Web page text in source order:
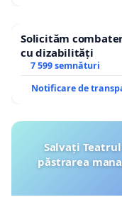
Solicităm
cu dizabilități
7 599 semnături
Notificare de
Salvați
păstrarea